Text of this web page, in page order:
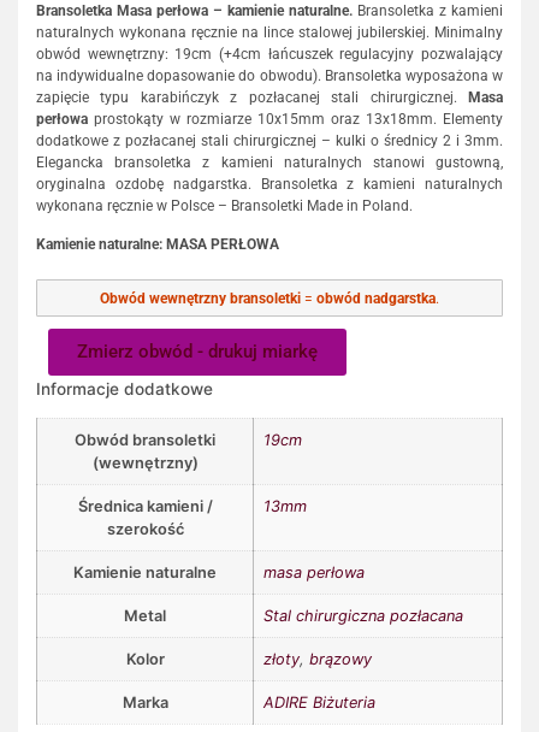
Bransoletka Masa perłowa – kamienie naturalne. Bransoletka z kamieni
naturalnych wykonana ręcznie na lince stalowej jubilerskiej. Minimalny
obwód wewnętrzny: 19cm (+4cm łańcuszek regulacyjny pozwalający
na indywidualne dopasowanie do obwodu). Bransoletka wyposażona w
zapięcie typu karabińczyk z pozłacanej stali chirurgicznej. Masa
perłowa prostokąty w rozmiarze 10x15mm oraz 13x18mm. Elementy
dodatkowe z pozłacanej stali chirurgicznej – kulki o średnicy 2 i 3mm.
Elegancka bransoletka z kamieni naturalnych stanowi gustowną,
oryginalna ozdobę nadgarstka. Bransoletka z kamieni naturalnych
wykonana ręcznie w Polsce – Bransoletki Made in Poland.
Kamienie naturalne: MASA PERŁOWA
Obwód wewnętrzny bransoletki = obwód nadgarstka.
Zmierz obwód - drukuj miarkę
Informacje dodatkowe
Obwód bransoletki
(wewnętrzny)
19cm
Średnica kamieni /
szerokość
13mm
Kamienie naturalne masa perłowa
Metal Stal chirurgiczna pozłacana
Kolor złoty, brązowy
Marka ADIRE Biżuteria